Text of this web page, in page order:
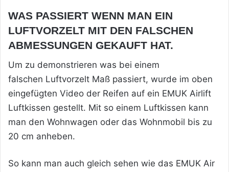
WAS PASSIERT WENN MAN EIN
LUFTVORZELT MIT DEN FALSCHEN
ABMESSUNGEN GEKAUFT HAT.
Um zu demonstrieren was bei einem
falschen Luftvorzelt Maß passiert, wurde im oben
eingefügten Video der Reifen auf ein EMUK Airlift
Luftkissen gestellt. Mit so einem Luftkissen kann
man den Wohnwagen oder das Wohnmobil bis zu
20 cm anheben.
So kann man auch gleich sehen wie das EMUK Air